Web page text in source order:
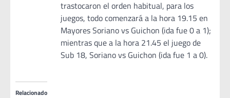
trastocaron el orden habitual, para los
juegos, todo comenzará a la hora 19.15 en
Mayores Soriano vs Guichon (ida fue 0 a 1);
mientras que a la hora 21.45 el juego de
Sub 18, Soriano vs Guichon (ida fue 1 a 0).
Relacionado